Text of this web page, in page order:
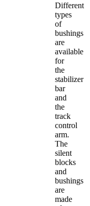
Different
types
of
bushings
are
available
for
the
stabilizer
bar
and
the
track
control
arm.
The
silent
blocks
and
bushings
are
made